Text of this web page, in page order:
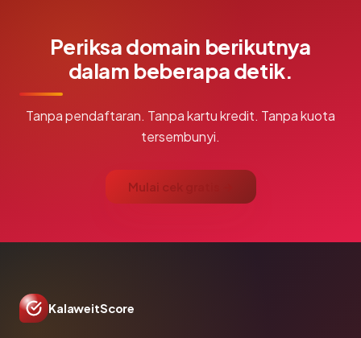
Periksa domain berikutnya
dalam beberapa detik.
Tanpa pendaftaran. Tanpa kartu kredit. Tanpa kuota
tersembunyi.
Mulai cek gratis →
KalaweitScore